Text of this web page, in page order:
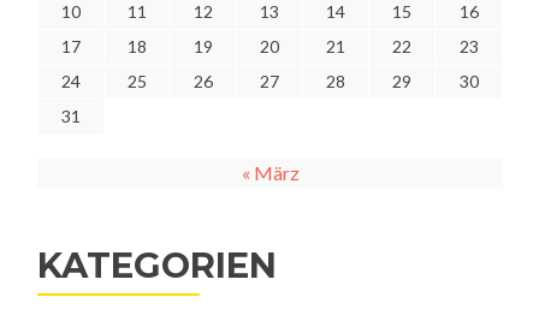
10
11 12 13 14 15
16
17
18 19 20 21 22
23
24
25 26 27 28 29
30
31
« März
KATEGORIEN